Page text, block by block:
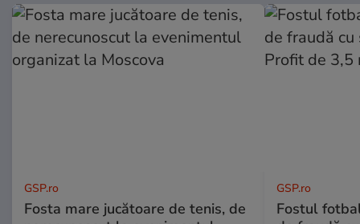
GSP.ro
Fosta mare jucătoare de tenis, de
GSP.ro
Fostul